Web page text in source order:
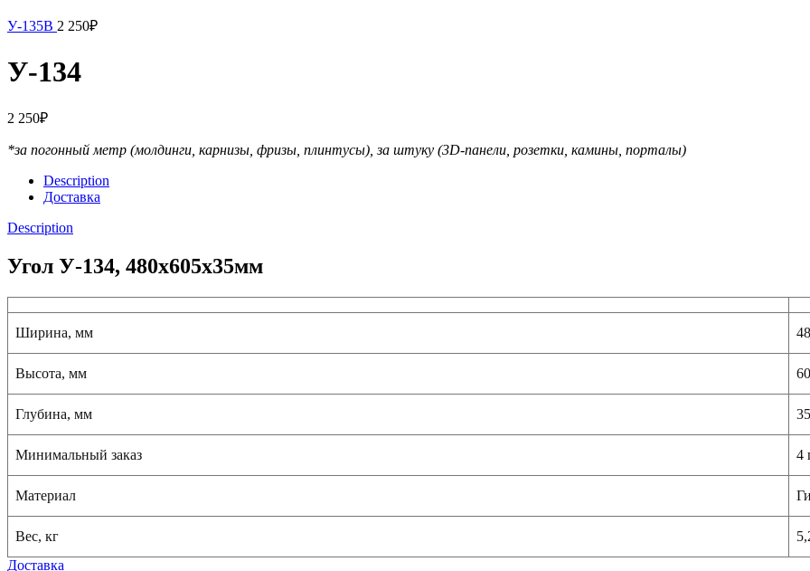
У-135B 2 250₽
У-134
2 250₽
*за погонный метр (молдинги, карнизы, фризы, плинтусы), за штуку (3D-панели, розетки, камины, порталы)
Description
Доставка
Description
Угол У-134, 480x605x35мм
Ширина, мм
Высота, мм
Глубина, мм 35
Минимальный заказ 4
Материал
Вес, кг
Доставка